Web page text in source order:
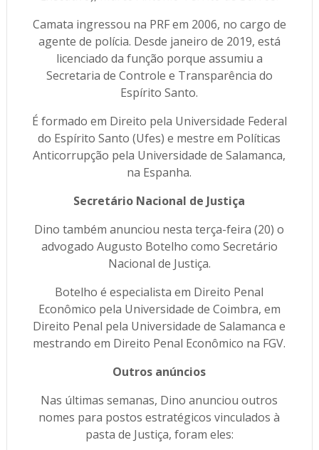
Camata ingressou na PRF em 2006, no cargo de
agente de polícia. Desde janeiro de 2019, está
licenciado da função porque assumiu a
Secretaria de Controle e Transparência do
Espírito Santo.
É formado em Direito pela Universidade Federal
do Espírito Santo (Ufes) e mestre em Políticas
Anticorrupção pela Universidade de Salamanca,
na Espanha.
Secretário Nacional de Justiça
Dino também anunciou nesta terça-feira (20) o
advogado Augusto Botelho como Secretário
Nacional de Justiça.
Botelho é especialista em Direito Penal
Econômico pela Universidade de Coimbra, em
Direito Penal pela Universidade de Salamanca e
mestrando em Direito Penal Econômico na FGV.
Outros anúncios
Nas últimas semanas, Dino anunciou outros
nomes para postos estratégicos vinculados à
pasta de Justiça, foram eles: